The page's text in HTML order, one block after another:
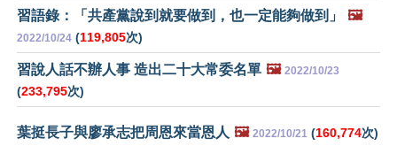
習語錄：「共產黨說到就要做到，也一定能夠做到」 🖼️
2022/10/24 (119,805次)
習說人話不辦人事 造出二十大常委名單 🖼️ 2022/10/23
(233,795次)
葉挺長子與廖承志把周恩來當恩人 🖼️ 2022/10/21 (160,774次)